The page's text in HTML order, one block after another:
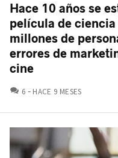
Hace 10 años se
película de
millones de
errores de
cine
6 COMENTARIOS
HACE 9 MESES